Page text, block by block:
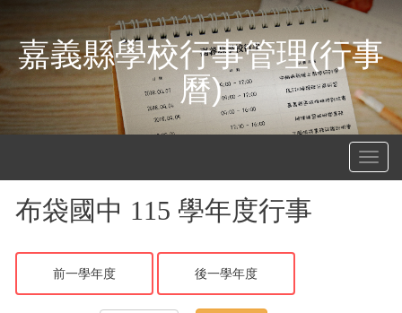
嘉義縣學校行事管理(行事
曆)
布袋國中 115 學年度行事
前一學年度 後一學年度